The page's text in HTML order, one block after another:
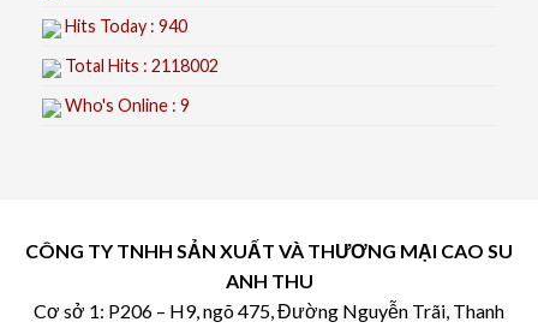
Hits Today : 940
Total Hits : 2118002
Who's Online : 9
CÔNG TY TNHH SẢN XUẤT VÀ THƯƠNG MẠI CAO SU
ANH THU
Cơ sở 1: P206 – H9, ngõ 475, Đường Nguyễn Trãi, Thanh